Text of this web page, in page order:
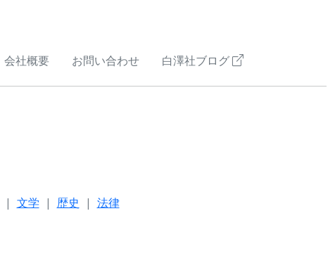
会社概要 お問い合わせ 白澤社ブログ
文学 歴史
法律